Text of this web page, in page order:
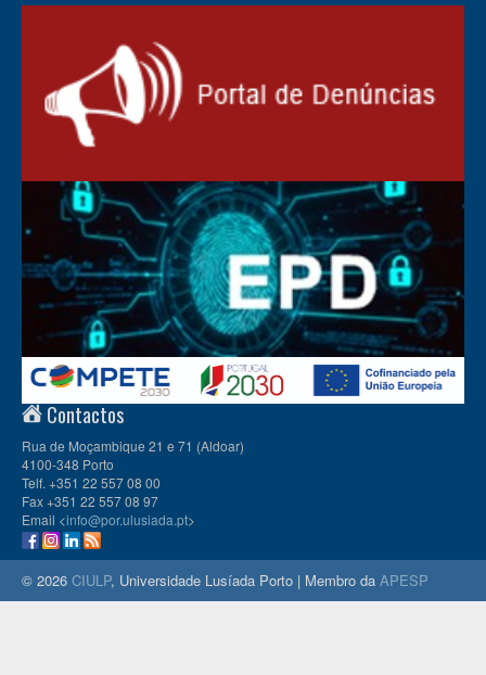
Contactos
Rua de Moçambique 21 e 71 (Aldoar)
4100-348 Porto
Telf. +351 22 557 08 00
Fax +351 22 557 08 97
Email <info@por.ulusiada.pt>
© 2026 CIULP, Universidade Lusíada Porto | Membro da APESP